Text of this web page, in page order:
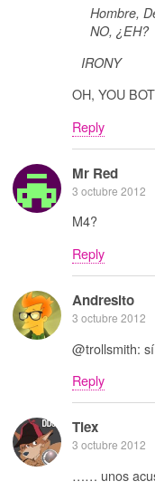
Hombre,
NO, ¿EH?
IRONY
OH, YOU
Reply
Mr Red
3 octubre 2012
M4?
Reply
Andresito
3 octubre 2012
@trollsmith:
Reply
Tiex
3 octubre 2012
…… unos